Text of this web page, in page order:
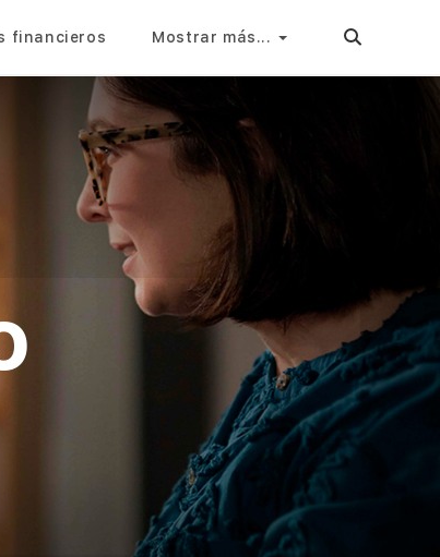
financieros Mostrar más...